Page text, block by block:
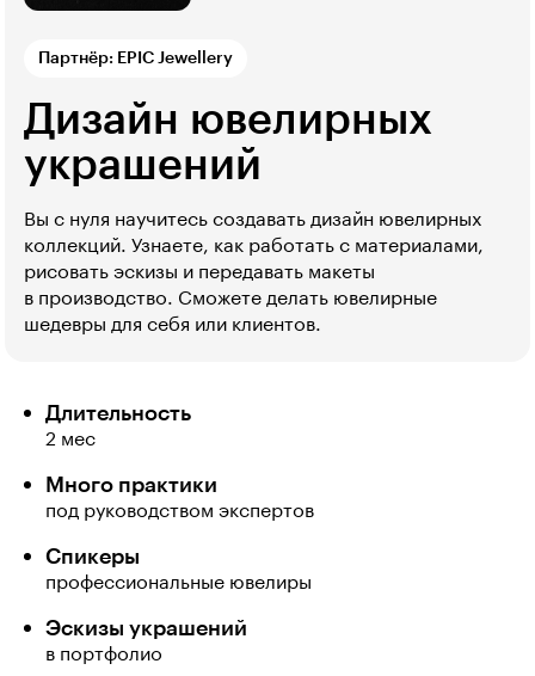
Партнёр: EPIC Jewellery
Дизайн ювелирных
украшений
Вы с нуля научитесь создавать дизайн ювелирных
коллекций. Узнаете, как работать с материалами,
рисовать эскизы и передавать макеты
в производство. Сможете делать ювелирные
шедевры для себя или клиентов.
Длительность
2 мес
Много практики
под руководством экспертов
Спикеры
профессиональные ювелиры
Эскизы украшений
в портфолио